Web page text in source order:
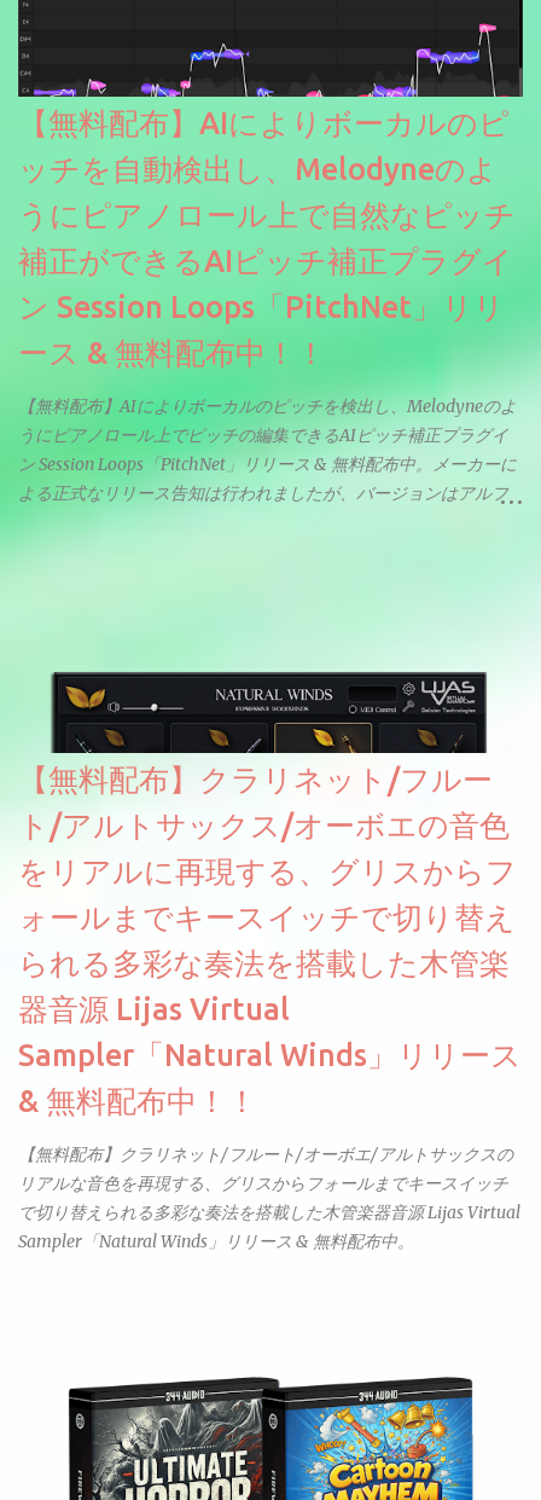
【無料配布】AIによりボーカルのピ
ッチを自動検出し、Melodyneのよ
うにピアノロール上で自然なピッチ
補正ができるAIピッチ補正プラグイ
ン Session Loops「PitchNet」リリ
ース & 無料配布中！！
【無料配布】AIによりボーカルのピッチを検出し、Melodyneのよ
うにピアノロール上でピッチの編集できるAIピッチ補正プラグイ
ン Session Loops「PitchNet」リリース & 無料配布中。メーカーに
よる正式なリリース告知は行われましたが、バージョンはアルフ
ソースを元に設計・改良した製品のようです。
【無料配布】クラリネット/フルー
ト/アルトサックス/オーボエの音色
をリアルに再現する、グリスからフ
ォールまでキースイッチで切り替え
られる多彩な奏法を搭載した木管楽
器音源 Lijas Virtual
Sampler「Natural Winds」リリース
& 無料配布中！！
【無料配布】クラリネット/フルート/オーボエ/アルトサックスの
リアルな音色を再現する、グリスからフォールまでキースイッチ
で切り替えられる多彩な奏法を搭載した木管楽器音源 Lijas Virtual
Sampler「Natural Winds」リリース & 無料配布中。